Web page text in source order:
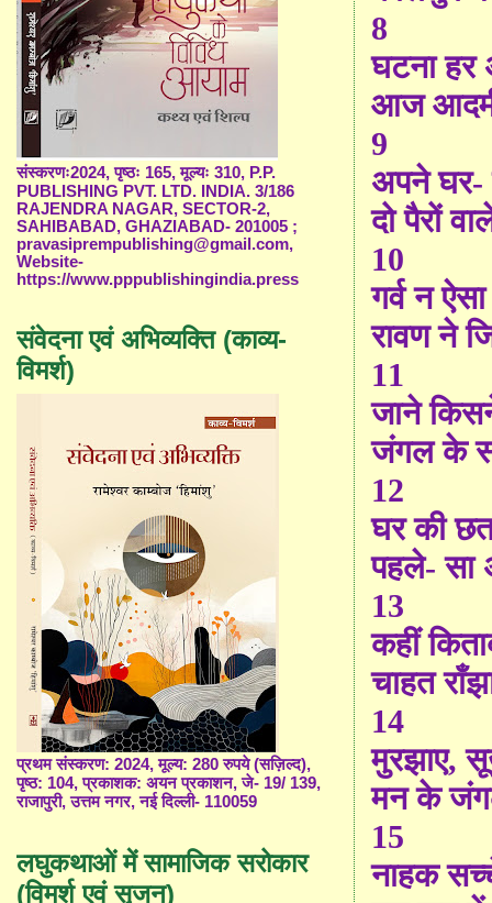
8
घटना हर
आज
9
अपने घर-
दो पैरों
10
गर्व न
रावण ने
11
जाने
जंगल के
12
घर की
पहले- सा
13
कहीं
चाहत
14
मुरझाए,
मन के
15
नाहक
संस्करणः2024, पृष्ठः 165, मूल्यः 310, P.P.
PUBLISHING PVT. LTD. INDIA. 3/186
RAJENDRA NAGAR, SECTOR-2,
SAHIBABAD, GHAZIABAD- 201005 ;
pravasiprempublishing@gmail.com,
Website-
https://www.pppublishingindia.press
संवेदना एवं अभिव्यक्ति (काव्य-
विमर्श)
प्रथम संस्करण: 2024, मूल्य: 280 रुपये (सज़िल्द),
पृष्ठ: 104, प्रकाशक: अयन प्रकाशन, जे- 19/ 139,
राजापुरी, उत्तम नगर, नई दिल्ली- 110059
लघुकथाओं में सामाजिक सरोकार
(विमर्श एवं सृजन)